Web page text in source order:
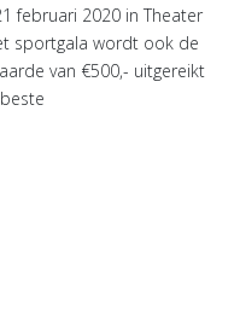
februari 2020 in Theater
sportgala wordt ook de
van €500,- uitgereikt